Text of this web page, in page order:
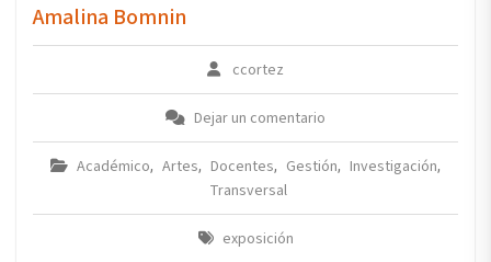
Amalina Bomnin
ccortez
Dejar un comentario
Académico, Artes, Docentes, Gestión, Investigación,
Transversal
exposición